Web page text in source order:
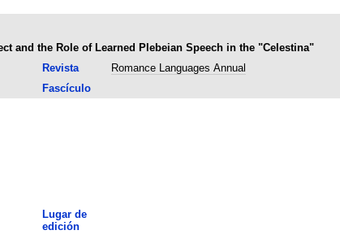
and the Role of Learned Plebeian Speech in the "Celestina"
Revista Romance Languages Annual
Fascículo
Lugar de
edición